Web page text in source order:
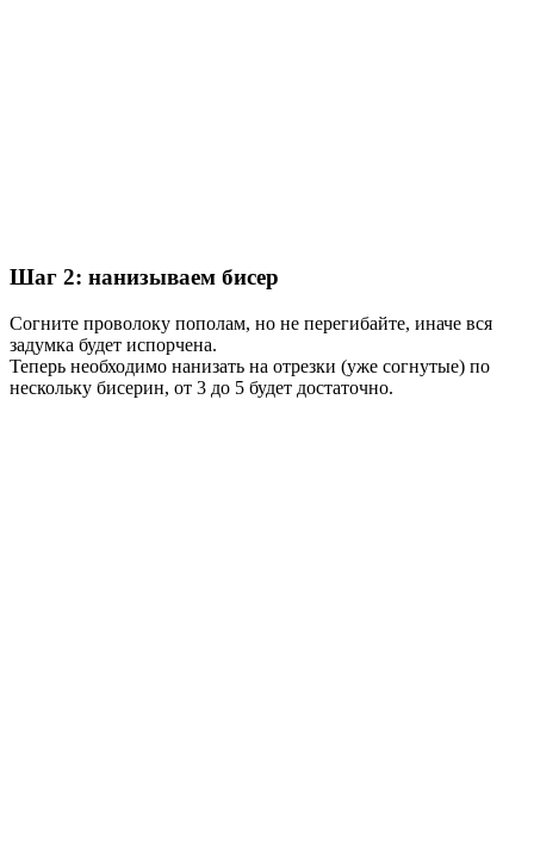
Шаг 2: нанизываем бисер
Согните проволоку пополам, но не перегибайте, иначе вся
задумка будет испорчена.
Теперь необходимо нанизать на отрезки (уже согнутые) по
нескольку бисерин, от 3 до 5 будет достаточно.